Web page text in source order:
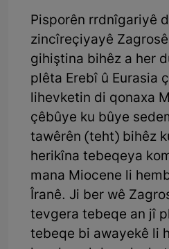
Pisporên rrdnîgariyê
zincîreçiyayê
gihiştina bihêz a her
plêta Erebî û Eurasia
lihevketin di qonaxa
çêbûye ku bûye
tawêrên (teht) bihêz
herikîna tebeqeya
mana Miocene li
Îranê. Ji ber wê
tevgera tebeqe an jî
tebeqe bi awayekê li